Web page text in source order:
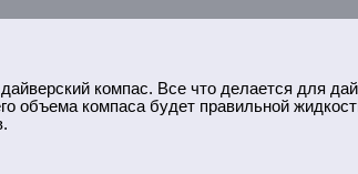
компас. Все что делается для
объема компаса будет правильной